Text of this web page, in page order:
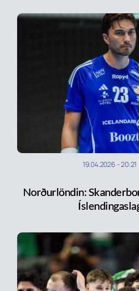
19.04.2026 -20:21
Norðurlöndin: